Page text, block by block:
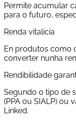
Permite acumular
para o futuro,
Renda vitalicia
En produtos como
converter nunha
Rendibilidade
Segundo o tipo de
(PPA ou SIALP) ou
Linked.